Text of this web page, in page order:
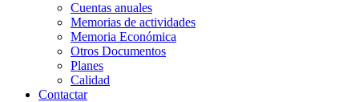
Cuentas anuales
Memorias de actividades
Memoria Económica
Otros Documentos
Planes
Calidad
Contactar